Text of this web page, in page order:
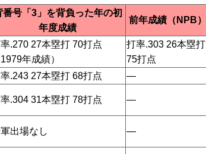
番号「3」を背負った年の初
年度成績
前年成績（NPB）
.270 27本塁打 70打点
1979年成績）
打率.303 26本塁打
75打点
.243 27本塁打 68打点 ―
.304 31本塁打 78打点 ―
出場なし ―